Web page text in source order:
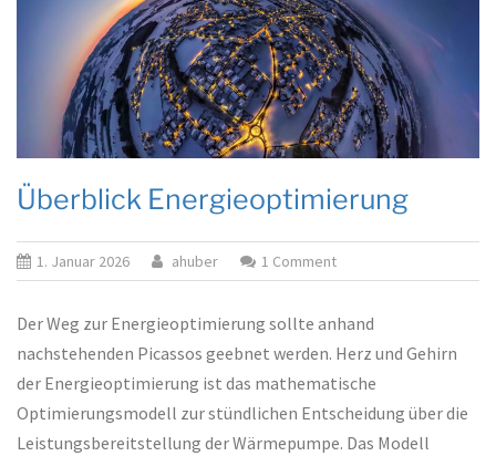
Überblick Energieoptimierung
1. Januar 2026 ahuber 1 Commenton
%s
Der Weg zur Energieoptimierung sollte anhand
nachstehenden Picassos geebnet werden. Herz und Gehirn
der Energieoptimierung ist das mathematische
Optimierungsmodell zur stündlichen Entscheidung über die
Leistungsbereitstellung der Wärmepumpe. Das Modell